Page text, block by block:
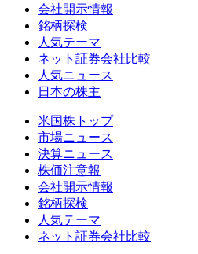
会社開示情報
銘柄探検
人気テーマ
ネット証券会社比較
人気ニュース
日本の株主
米国株トップ
市場ニュース
決算ニュース
株価注意報
会社開示情報
銘柄探検
人気テーマ
ネット証券会社比較